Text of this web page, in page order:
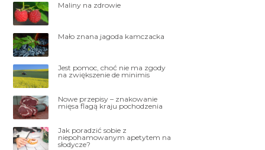
Maliny na zdrowie
Mało znana jagoda kamczacka
Jest pomoc, choć nie ma zgody
na zwiększenie de minimis
Nowe przepisy – znakowanie
mięsa flagą kraju pochodzenia
Jak poradzić sobie z
niepohamowanym apetytem na
słodycze?